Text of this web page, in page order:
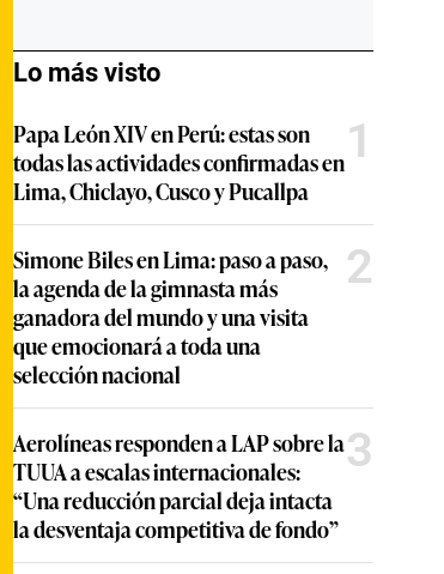
Lo más visto
Papa León XIV en Perú: estas son
todas las actividades confirmadas en
Lima, Chiclayo, Cusco y Pucallpa
1
Simone Biles en Lima: paso a paso,
la agenda de la gimnasta más
ganadora del mundo y una visita
que emocionará a toda una
selección nacional
2
Aerolíneas responden a LAP sobre la
TUUA a escalas internacionales:
“Una reducción parcial deja intacta
la desventaja competitiva de fondo”
3